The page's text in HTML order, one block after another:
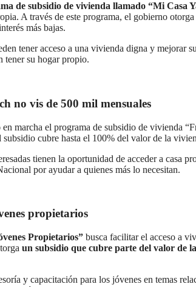
de subsidio de vivienda llamado “Mi Casa
A través de este programa, el gobierno
más bajas.
tener acceso a una vivienda digna y mejorar
tener su hogar propio.
no vis de 500 mil mensuales
marcha el programa de subsidio de vivienda
cubre hasta el 100% del valor de la
tienen la oportunidad de acceder a casa
por ayudar a quienes más lo necesitan.
propietarios
Propietarios” busca facilitar el acceso a
un subsidio que cubre parte del valor de
y capacitación para los jóvenes en temas